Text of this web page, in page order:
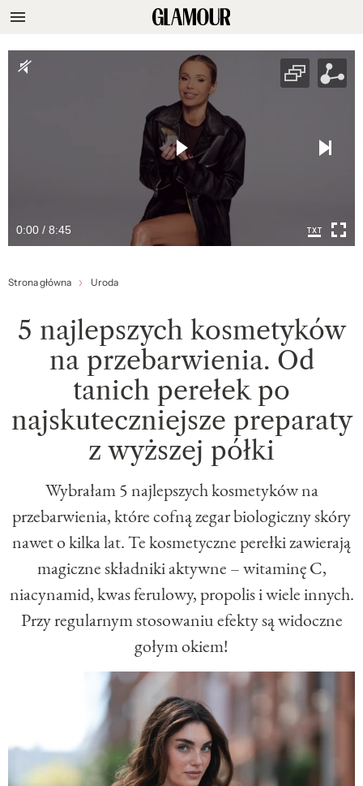
0:00 / 8:45
Strona główna Uroda
5 najlepszych kosmetyków
na przebarwienia. Od
tanich perełek po
najskuteczniejsze preparaty
z wyższej półki
Wybrałam 5 najlepszych kosmetyków na
przebarwienia, które cofną zegar biologiczny skóry
nawet o kilka lat. Te kosmetyczne perełki zawierają
magiczne składniki aktywne – witaminę C,
niacynamid, kwas ferulowy, propolis i wiele innych.
Przy regularnym stosowaniu efekty są widoczne
gołym okiem!